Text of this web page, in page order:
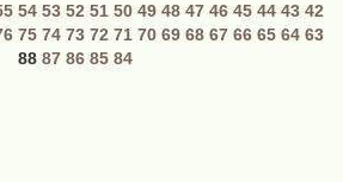
42
43
44
45
46
47
48
49
50
51
52
53
54
63
64
65
66
67
68
69
70
71
72
73
74
75
84
85
86
87
88